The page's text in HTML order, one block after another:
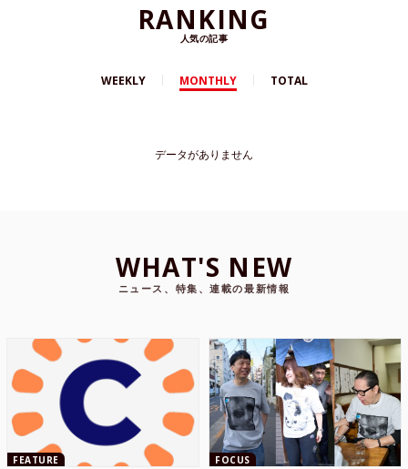
RANKING
人気の記事
WEEKLY MONTHLY TOTAL
データがありません
WHAT'S NEW
ニュース、特集、連載の最新情報
FEATURE FOCUS